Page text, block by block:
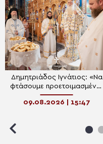
Δημητριάδος Ιγνάτιος: «Να
φτάσουμε προετοιμασμένοι
στο Πάσχα του καλοκαιριού»
09.08.2026 | 15:47